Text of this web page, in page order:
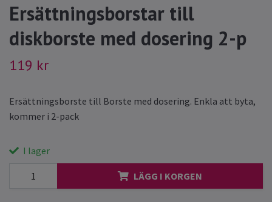
Ersättningsborstar till
diskborste med dosering 2-p
119 kr
Ersättningsborste till Borste med dosering. Enkla att byta,
kommer i 2-pack
I lager
LÄGG I KORGEN